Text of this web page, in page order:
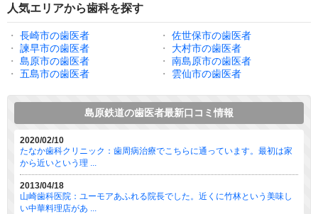
人気エリアから歯科を探す
・ 長崎市の歯医者 ・
佐世保市の歯医者
・
諫早市の歯医者 ・
大村市の歯医者
・
島原市の歯医者 ・
南島原市の歯医者
・
五島市の歯医者 ・ 雲仙市の歯医者
島原鉄道の歯医者最新口コミ情報
2020/02/10
たなか歯科クリニック：歯周病治療でこちらに通っています。最初は家
から近いという理 ...
2013/04/18
山崎歯科医院：ユーモアあふれる院長でした。近くに竹林という美味し
い中華料理店があ ...